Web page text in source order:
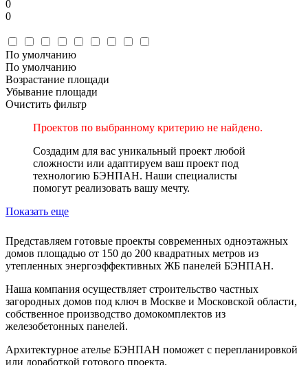
0
0
По умолчанию
По умолчанию
Возрастание площади
Убывание площади
Очистить фильтр
Проектов по выбранному критерию не найдено.
Создадим для вас уникальный проект любой
сложности или адаптируем ваш проект под
технологию БЭНПАН. Наши специалисты
помогут реализовать вашу мечту.
Показать еще
Представляем готовые проекты современных одноэтажных
домов площадью от 150 до 200 квадратных метров из
утепленных энергоэффективных ЖБ панелей БЭНПАН.
Наша компания осуществляет строительство частных
загородных домов под ключ в Москве и Московской области,
собственное производство домокомплектов из
железобетонных панелей.
Архитектурное ателье БЭНПАН поможет с перепланировкой
или доработкой готового проекта.